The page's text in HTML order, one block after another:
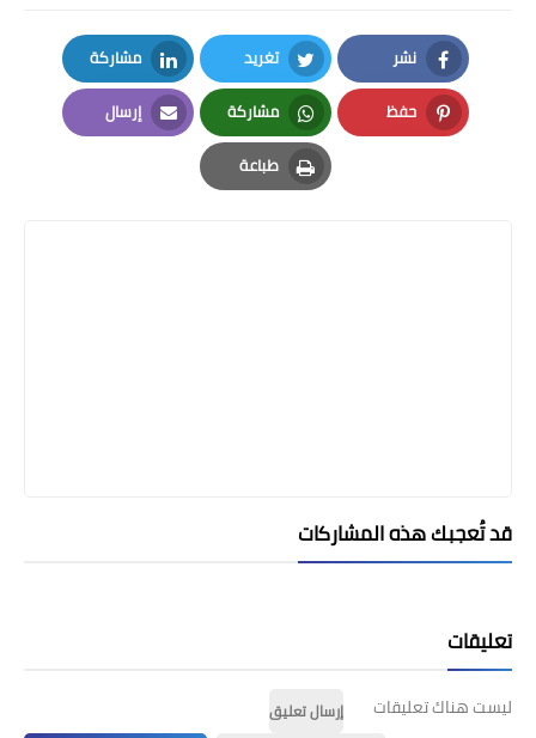
نشر
Facebook
تغريد
Twitter
مشاركة
LinkedIn
حفظ
Pinterest
مشاركة
Whatsapp
إرسال
Email
طباعة
Print
قد تُعجبك هذه المشاركات
تعليقات
ليست هناك تعليقات
إرسال تعليق